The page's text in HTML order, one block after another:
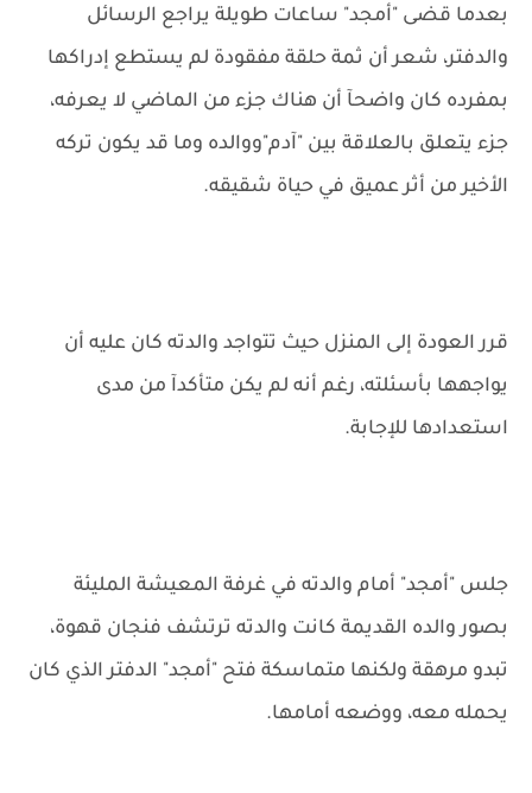
بعدما قضى "أمجد" ساعات طويلة يراجع الرسائل
والدفتر، شعر أن ثمة حلقة مفقودة لم يستطع إدراكها
بمفرده كان واضحآ أن هناك جزء من الماضي لا يعرفه،
جزء يتعلق بالعلاقة بين "آدم"ووالده وما قد يكون تركه
الأخير من أثر عميق في حياة شقيقه.
قرر العودة إلى المنزل حيث تتواجد والدته كان عليه أن
يواجهها بأسئلته، رغم أنه لم يكن متأكدآ من مدى
استعدادها للإجابة.
جلس "أمجد" أمام والدته في غرفة المعيشة المليئة
بصور والده القديمة كانت والدته ترتشف فنجان قهوة،
تبدو مرهقة ولكنها متماسكة فتح "أمجد" الدفتر الذي كان
يحمله معه، ووضعه أمامها.